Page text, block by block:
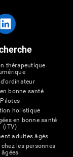
thérapeutique
bonne santé
Pilotes
holistique
en bonne santé
(iTV)
adultes âgés
les personnes
âgées